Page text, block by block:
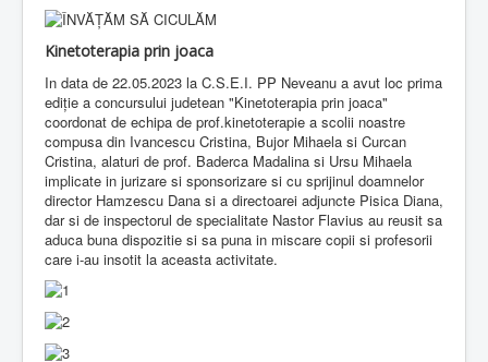
Kinetoterapia prin joaca
In data de 22.05.2023 la C.S.E.I. PP Neveanu a avut loc prima
ediție a concursului judetean "Kinetoterapia prin joaca"
coordonat de echipa de prof.kinetoterapie a scolii noastre
compusa din Ivancescu Cristina, Bujor Mihaela si Curcan
Cristina, alaturi de prof. Baderca Madalina si Ursu Mihaela
implicate in jurizare si sponsorizare si cu sprijinul doamnelor
director Hamzescu Dana si a directoarei adjuncte Pisica Diana,
dar si de inspectorul de specialitate Nastor Flavius au reusit sa
aduca buna dispozitie si sa puna in miscare copii si profesorii
care i-au insotit la aceasta activitate.